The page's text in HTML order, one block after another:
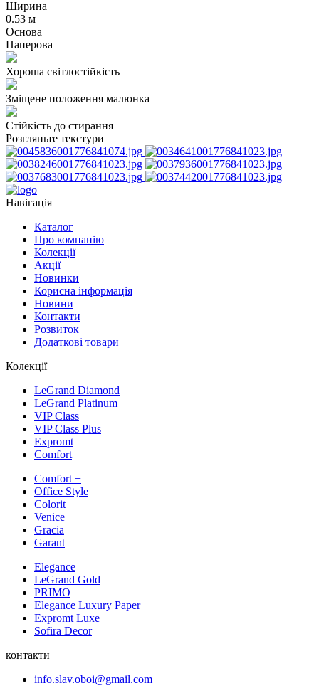
Ширина
0.53 м
Основа
Паперова
Хороша світлостійкість
Зміщене положення малюнка
Стійкість до стирання
Розгляньте текстури
Навігація
Каталог
Про компанію
Колекції
Акції
Новинки
Корисна інформація
Новини
Контакти
Розвиток
Додаткові товари
Колекції
LeGrand Diamond
LeGrand Platinum
VIP Class
VIP Class Plus
Expromt
Comfort
Comfort +
Office Style
Colorit
Venice
Gracia
Garant
Elegance
LeGrand Gold
PRIMO
Elegance Luxury Paper
Expromt Luxe
Sofira Decor
контакти
info.slav.oboi@gmail.com